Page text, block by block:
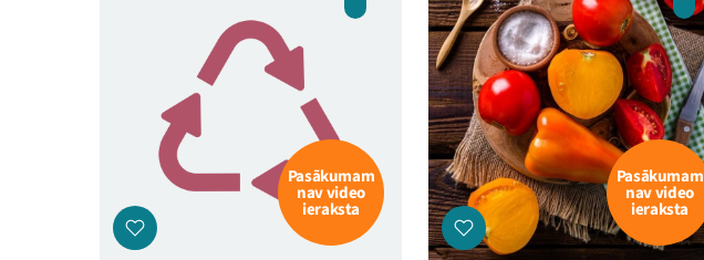
Pasākumam
nav video
ieraksta
Pasākumam
nav video
ieraksta